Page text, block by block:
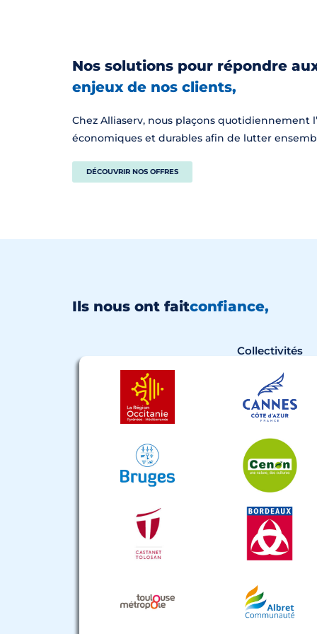
Nos solutions pour répondre
enjeux de nos clients,
Chez Alliaserv, nous plaçons quotidiennement
économiques et durables afin de lutter
DÉCOUVRIR NOS OFFRES
Ils nous ont faitconfiance,
Collectivités